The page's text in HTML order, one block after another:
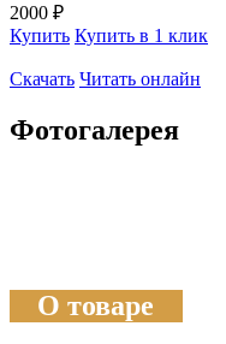
2000 ₽
Купить Купить в 1 клик
Скачать Читать онлайн
Фотогалерея
О товаре